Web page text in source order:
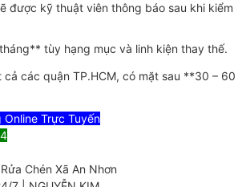
được kỹ thuật viên thông báo sau khi kiểm
tùy hạng mục và linh kiện thay thế.
các quận TP.HCM, có mặt sau **30 – 60
Trực Tuyến